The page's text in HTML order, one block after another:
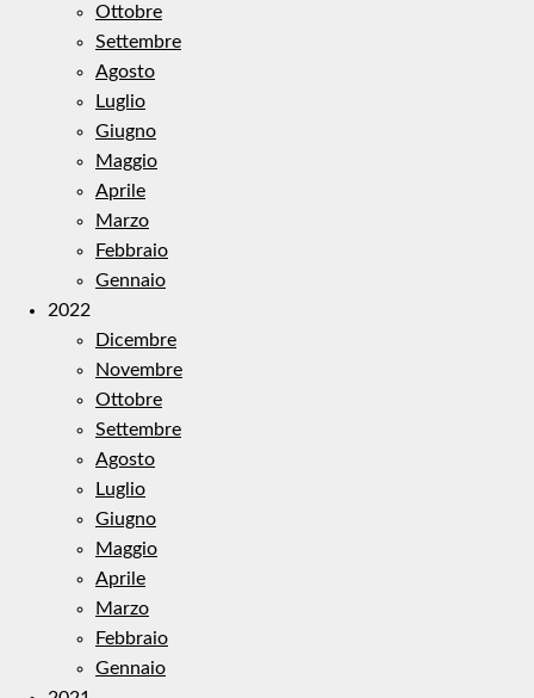
Ottobre
Settembre
Agosto
Luglio
Giugno
Maggio
Aprile
Marzo
Febbraio
Gennaio
2022
Dicembre
Novembre
Ottobre
Settembre
Agosto
Luglio
Giugno
Maggio
Aprile
Marzo
Febbraio
Gennaio